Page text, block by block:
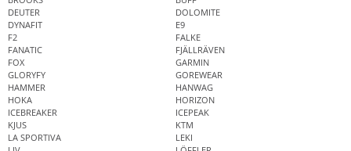
DEUTER
DOLOMITE
DYNAFIT
E9
F2
FALKE
FANATIC
FJÄLLRÄVEN
FOX
GARMIN
GLORYFY
GOREWEAR
HAMMER
HANWAG
HOKA
HORIZON
ICEBREAKER
ICEPEAK
KJUS
KTM
LA SPORTIVA
LEKI